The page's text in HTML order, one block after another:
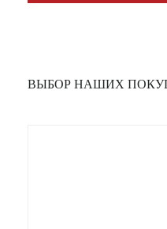
ВЫБОР НАШИХ